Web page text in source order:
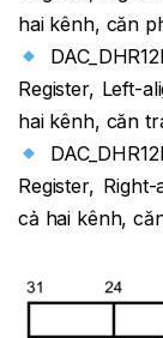
hai kênh, căn
Register, Left-
hai kênh, căn
Register,
cả hai kênh,